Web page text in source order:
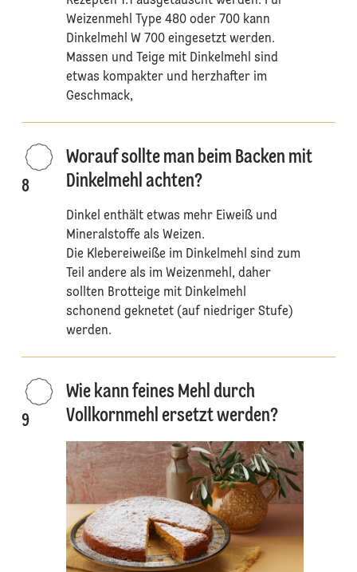
Weizenmehl Type 480 oder 700 kann
Dinkelmehl W 700 eingesetzt werden.
Massen und Teige mit Dinkelmehl sind
etwas kompakter und herzhafter im
Geschmack,
8
Worauf sollte man beim Backen mit
Dinkelmehl achten?
Dinkel enthält etwas mehr Eiweiß und
Mineralstoffe als Weizen.
Die Klebereiweiße im Dinkelmehl sind zum
Teil andere als im Weizenmehl, daher
sollten Brotteige mit Dinkelmehl
schonend geknetet (auf niedriger Stufe)
werden.
9
Wie kann feines Mehl durch
Vollkornmehl ersetzt werden?